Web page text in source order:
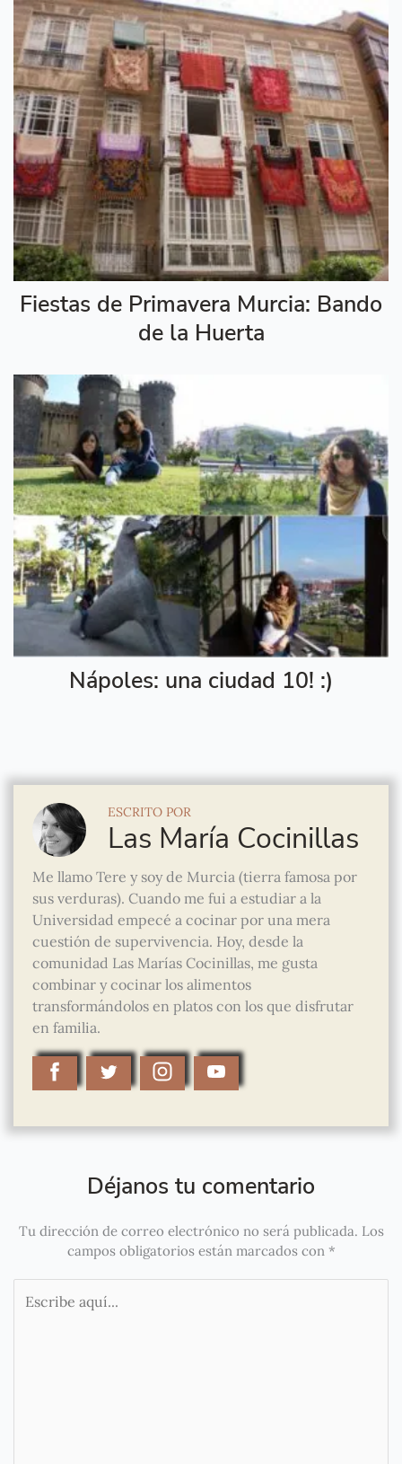
Fiestas de Primavera Murcia: Bando
de la Huerta
Nápoles: una ciudad 10! :)
ESCRITO POR
Las María Cocinillas
Me llamo Tere y soy de Murcia (tierra famosa por
sus verduras). Cuando me fui a estudiar a la
Universidad empecé a cocinar por una mera
cuestión de supervivencia. Hoy, desde la
comunidad Las Marías Cocinillas, me gusta
combinar y cocinar los alimentos
transformándolos en platos con los que disfrutar
en familia.
Déjanos tu comentario
Tu dirección de correo electrónico no será publicada. Los
campos obligatorios están marcados con *
aquí...